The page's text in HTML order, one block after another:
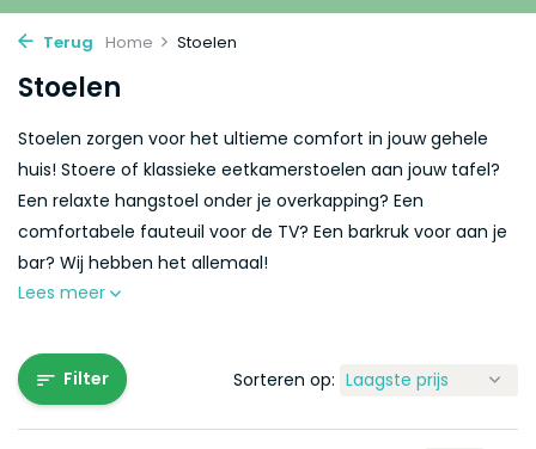
Terug Home Stoelen
Stoelen
Stoelen zorgen voor het ultieme comfort in jouw gehele
huis! Stoere of klassieke eetkamerstoelen aan jouw tafel?
Een relaxte hangstoel onder je overkapping? Een
comfortabele fauteuil voor de TV? Een barkruk voor aan je
bar? Wij hebben het allemaal!
Lees meer
Filter Sorteren op: